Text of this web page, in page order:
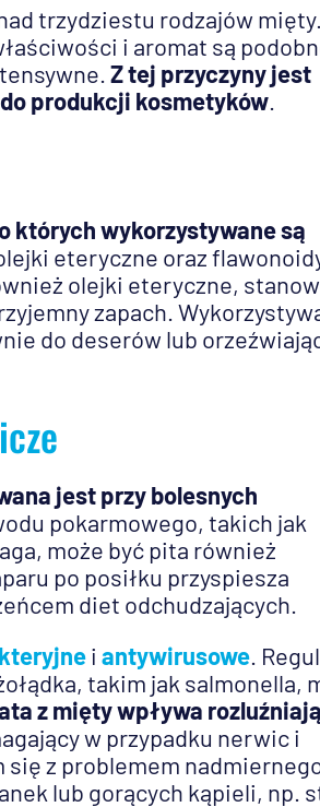
trzydziestu rodzajów mięty.
i aromat są
Z tej przyczyny jest
produkcji kosmetyków
których wykorzystywane są
eteryczne oraz
olejki eteryczne,
zapach.
do deserów lub
jest przy bolesnych
pokarmowego, takich jak
może być pita również
po posiłku przyspiesza
diet odchudzających.
i antywirusowe .
takim jak salmonella,
z mięty wpływa
w przypadku nerwic i
się z problemem
lub gorących kąpieli, np.